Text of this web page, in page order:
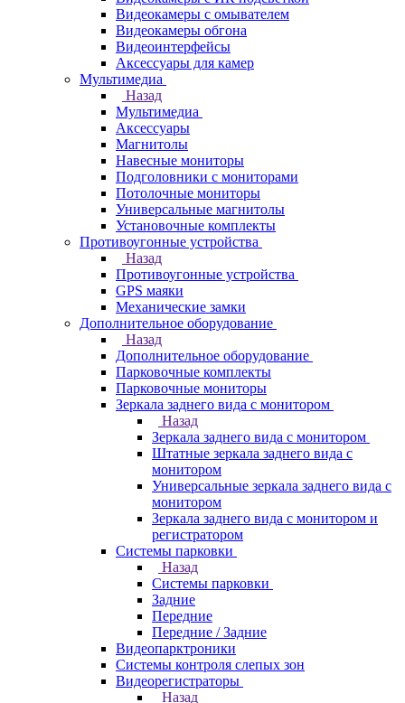
Видеокамеры с омывателем
Видеокамеры обгона
Видеоинтерфейсы
Аксессуары для камер
Мультимедиа
Назад
Мультимедиа
Аксессуары
Магнитолы
Навесные мониторы
Подголовники с мониторами
Потолочные мониторы
Универсальные магнитолы
Установочные комплекты
Противоугонные устройства
Назад
Противоугонные устройства
GPS маяки
Механические замки
Дополнительное оборудование
Назад
Дополнительное оборудование
Парковочные комплекты
Парковочные мониторы
Зеркала заднего вида с монитором
Назад
Зеркала заднего вида с монитором
Штатные зеркала заднего вида с
монитором
Универсальные зеркала заднего вида с
монитором
Зеркала заднего вида с монитором и
регистратором
Системы парковки
Назад
Системы парковки
Задние
Передние
Передние / Задние
Видеопарктроники
Системы контроля слепых зон
Видеорегистраторы
Назад